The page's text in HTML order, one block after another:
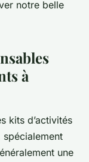
notre belle
à
kits d’activités
une